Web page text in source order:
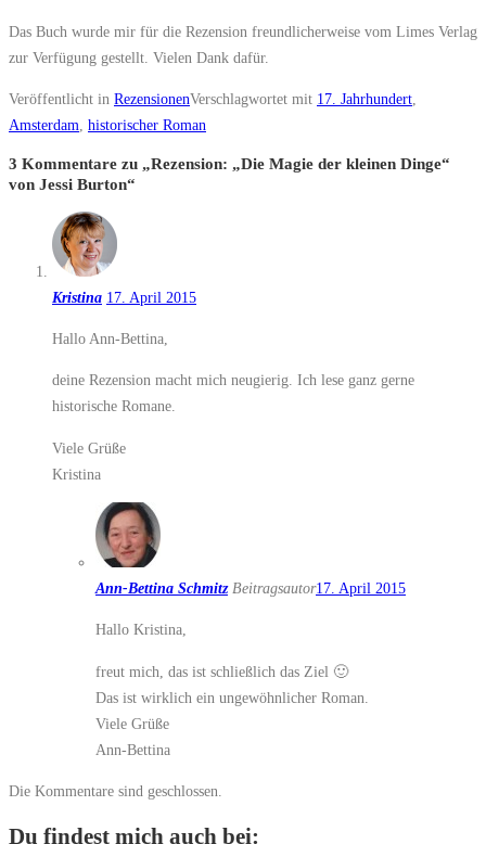
Das Buch wurde mir für die Rezension freundlicherweise vom Limes Verlag
zur Verfügung gestellt. Vielen Dank dafür.
Veröffentlicht in RezensionenVerschlagwortet mit 17. Jahrhundert,
Amsterdam, historischer Roman
3 Kommentare zu „Rezension: „Die Magie der kleinen Dinge“
von Jessi Burton“
Kristina 17. April 2015
Hallo Ann-Bettina,
deine Rezension macht mich neugierig. Ich lese ganz gerne
historische Romane.
Viele Grüße
Kristina
Ann-Bettina Schmitz Beitragsautor17. April 2015
Hallo Kristina,
freut mich, das ist schließlich das Ziel 🙂
Das ist wirklich ein ungewöhnlicher Roman.
Viele Grüße
Ann-Bettina
Die Kommentare sind geschlossen.
Du findest mich auch bei: